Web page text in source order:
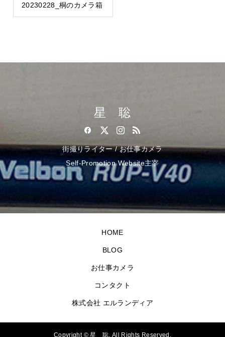
20230228_桐のカメラ箱
星 聡
街撮りライター / お仕事カメラ
Self-Promotion Website主宰
HOME
BLOG
お仕事カメラ
コンタクト
株式会社 エルランディア
Copyright ©星 聡. All Rights Reserved.